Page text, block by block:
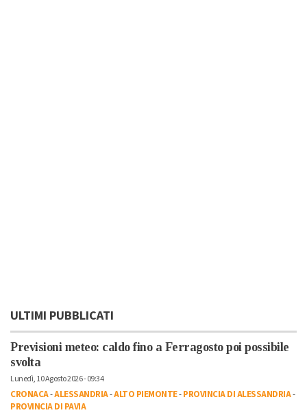
ULTIMI PUBBLICATI
Previsioni meteo: caldo fino a Ferragosto poi possibile
svolta
Lunedì, 10 Agosto 2026 - 09:34
CRONACA-ALESSANDRIA-ALTO PIEMONTE-PROVINCIA DI ALESSANDRIA-
PROVINCIA DI PAVIA